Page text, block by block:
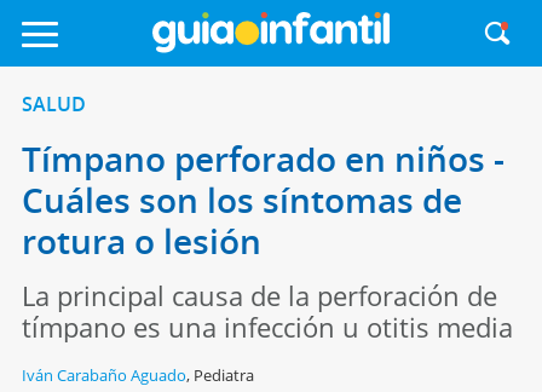
SALUD
Tímpano perforado en niños -
Cuáles son los síntomas de
rotura o lesión
La principal causa de la perforación de
tímpano es una infección u otitis media
Iván Carabaño Aguado, Pediatra